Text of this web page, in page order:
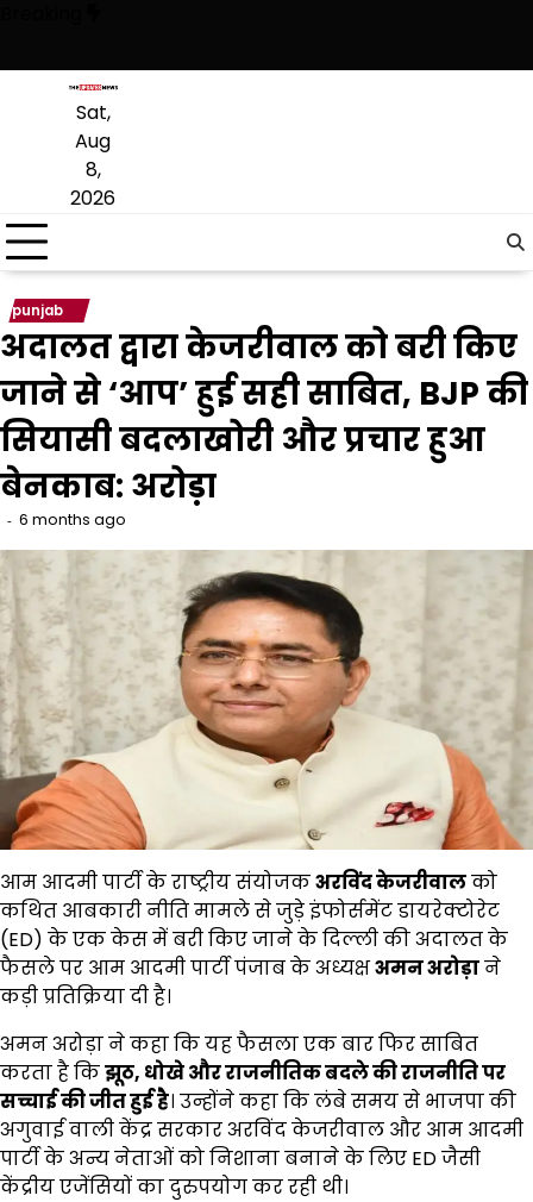
content
Sat,
Aug
8,
2026
punjab
अदालत द्वारा केजरीवाल को बरी किए
जाने से ‘आप’ हुई सही साबित, BJP की
सियासी बदलाखोरी और प्रचार हुआ
बेनकाब: अरोड़ा
6 months ago
आम आदमी पार्टी के राष्ट्रीय संयोजकअरविंद केजरीवालको
कथित आबकारी नीति मामले से जुड़े इंफोर्समेंट डायरेक्टोरेट
(ED) के एक केस में बरी किए जाने के दिल्ली की अदालत के
फैसले पर आम आदमी पार्टी पंजाब के अध्यक्षअमन अरोड़ाने
कड़ी प्रतिक्रिया दी है।
अमन अरोड़ा ने कहा कि यह फैसला एक बार फिर साबित
करता है किझूठ, धोखे और राजनीतिक बदले की राजनीति पर
सच्चाई की जीत हुई है। उन्होंने कहा कि लंबे समय से भाजपा की
अगुवाई वाली केंद्र सरकार अरविंद केजरीवाल और आम आदमी
पार्टी के अन्य नेताओं को निशाना बनाने के लिए ED जैसी
केंद्रीय एजेंसियों का दुरुपयोग कर रही थी।